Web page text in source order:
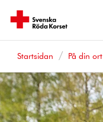
Startsidan På din ort